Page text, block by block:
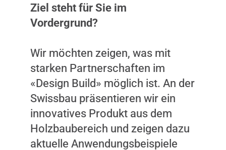
Ziel steht für Sie im
Vordergrund?
Wir möchten zeigen, was mit
starken Partnerschaften im
«Design Build» möglich ist. An der
Swissbau präsentieren wir ein
innovatives Produkt aus dem
Holzbaubereich und zeigen dazu
aktuelle Anwendungsbeispiele